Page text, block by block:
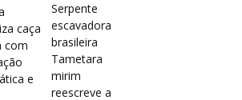
caça
com
e
Serpente
escavadora
brasileira
Tametara
mirim
reescreve a